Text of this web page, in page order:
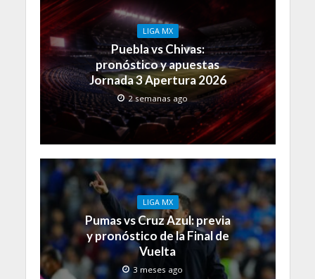
LIGA MX
Puebla vs Chivas:
pronóstico y apuestas
Jornada 3 Apertura 2026
2 semanas ago
LIGA MX
Pumas vs Cruz Azul: previa
y pronóstico de la Final de
Vuelta
3 meses ago